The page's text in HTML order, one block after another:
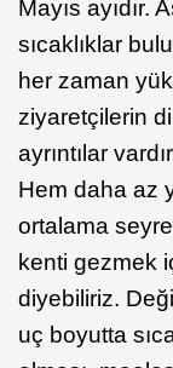
Mayıs ayıdır.
sıcaklıklar
her zaman
ziyaretçilerin
ayrıntılar
Hem daha az
ortalama
kenti gezmek
diyebiliriz.
uç boyutta